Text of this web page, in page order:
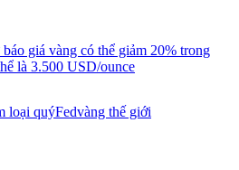
giá vàng có thể giảm 20% trong
là 3.500 USD/ounce
loại quýFedvàng thế giới